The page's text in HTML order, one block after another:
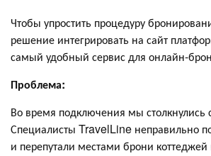
Чтобы упростить процедуру
решение интегрировать на сайт
самый удобный сервис для онлайн-
Проблема:
Во время подключения мы столкнулись
Специалисты TravelLine неправильно
и перепутали местами брони